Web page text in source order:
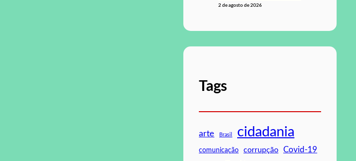
2 de agosto de 2026
Tags
arte Brasil cidadania
comunicação corrupção Covid-19